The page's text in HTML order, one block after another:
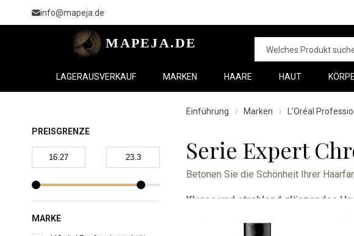
info@mapeja.de
LAGERAUSVERKAUF MARKEN HAARE HAUT
PREISGRENZE
MARKE
Einführung Marken L’Oréal
Serie Expert
Betonen Sie die Schönheit Ihrer
Klares und strahlend glänzendes
Haare einige Töne erscheinen.